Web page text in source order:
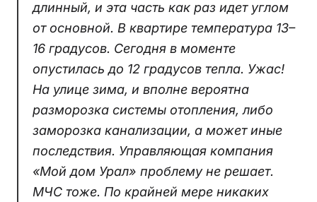
длинный, и эта часть как раз идет углом
от основной. В квартире температура 13–
16 градусов. Сегодня в моменте
опустилась до 12 градусов тепла. Ужас!
На улице зима, и вполне вероятна
разморозка системы отопления, либо
заморозка канализации, а может иные
последствия. Управляющая компания
«Мой дом Урал» проблему не решает.
МЧС тоже. По крайней мере никаких